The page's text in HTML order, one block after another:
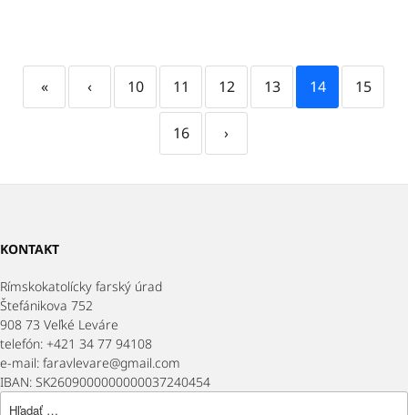
« ‹ 10 11 12 13 14 15
16 ›
KONTAKT
Rímskokatolícky farský úrad
Štefánikova 752
908 73 Veľké Leváre
telefón: +421 34 77 94108
e-mail: faravlevare@gmail.com
IBAN: SK2609000000000037240454